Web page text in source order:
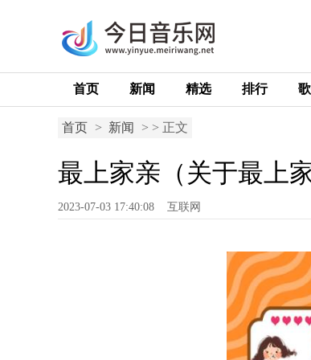
首页 新闻 精选 排行
首页 > 新闻 > > 正文
最上家亲（关于最上
2023-07-03 17:40:08 互联网